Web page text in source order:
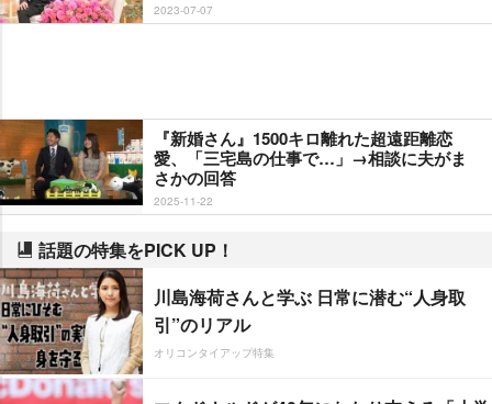
2023-07-07
『新婚さん』1500キロ離れた超遠距離恋
愛、「三宅島の仕事で…」→相談に夫がま
さかの回答
2025-11-22
話題の特集をPICK UP！
川島海荷さんと学ぶ 日常に潜む“人身取
引”のリアル
オリコンタイアップ特集